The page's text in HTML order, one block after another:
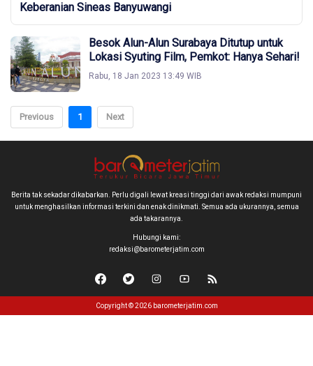
Keberanian Sineas Banyuwangi
Besok Alun-Alun Surabaya Ditutup untuk
Lokasi Syuting Film, Pemkot: Hanya Sehari!
Rabu, 18 Jan 2023 13:49 WIB
Previous 1 Next
Berita tak sekadar dikabarkan. Perlu digali lewat kreasi tinggi dari awak redaksi mumpuni
untuk menghasilkan informasi terkini dan enak dinikmati. Semua ada ukurannya, semua
ada takarannya.
Hubungi kami:
redaksi@barometerjatim.com
Copyright © 2026 barometerjatim.com